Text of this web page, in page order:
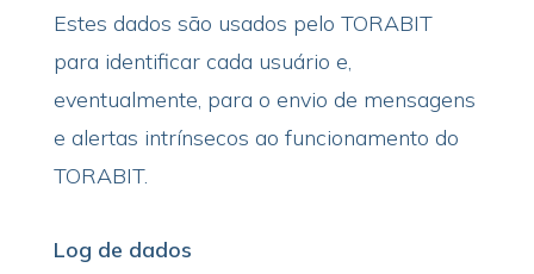
Estes dados são usados pelo TORABIT
para identificar cada usuário e,
eventualmente, para o envio de mensagens
e alertas intrínsecos ao funcionamento do
TORABIT.
Log de dados